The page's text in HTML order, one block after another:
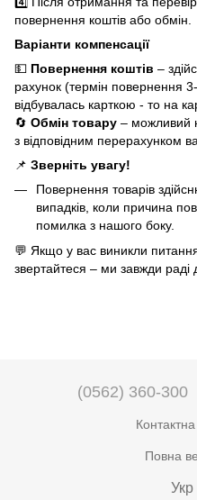
повернення коштів або обмін.
Варіанти компенсації
💵 Повернення коштів –
рахунок (термін повернення
відбувалась карткою - то на
🔄 Обмін товару – можливий
з відповідним перерахунком
📌 Зверніть увагу!
Повернення товарів
випадків, коли причина
помилка з нашого боку.
💬 Якщо у вас виникли
звертайтеся – ми завжди раді
(0562) 360-300
Повна
Укр